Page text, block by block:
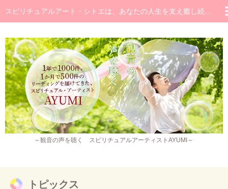
～観音の声を聴く スピリチュアルアーティストAYUMI～
◆ごあいさつ
スピリチュアル・メッセージ
チャネラー養成講座
スピリチュアル開花レッスン
レイキヒーラー養成コース・レイキアチューメント
トピックス